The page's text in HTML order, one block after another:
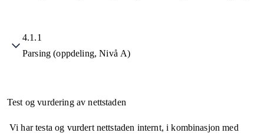
4.1.1
Parsing (oppdeling, Nivå A)
Test og vurdering av nettstaden
Vi har testa og vurdert nettstaden internt, i kombinasjon med